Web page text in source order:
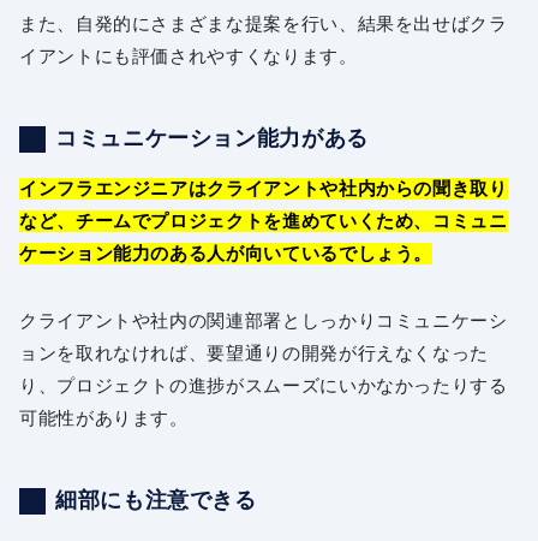
また、自発的にさまざまな提案を行い、結果を出せばクラ
イアントにも評価されやすくなります。
コミュニケーション能力がある
インフラエンジニアはクライアントや社内からの聞き取り
など、チームでプロジェクトを進めていくため、コミュニ
ケーション能力のある人が向いているでしょう。
クライアントや社内の関連部署としっかりコミュニケーシ
ョンを取れなければ、要望通りの開発が行えなくなった
り、プロジェクトの進捗がスムーズにいかなかったりする
可能性があります。
細部にも注意できる